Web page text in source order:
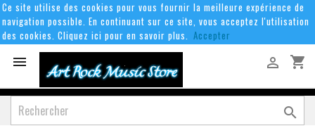
Ce site utilise des cookies pour vous fournir la meilleure expérience de
navigation possible. En continuant sur ce site, vous acceptez l'utilisation
des cookies. Cliquez ici pour en savoir plus. Accepter
 shopping_cart

